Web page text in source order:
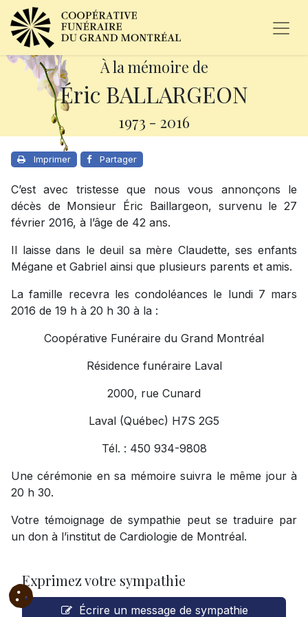
À la mémoire de
Éric BALLARGEON
1973 - 2016
Imprimer Partager
C’est avec tristesse que nous vous annonçons le
décès de Monsieur Éric Baillargeon, survenu le 27
février 2016, à l’âge de 42 ans.
Il laisse dans le deuil sa mère Claudette, ses enfants
Mégane et Gabriel ainsi que plusieurs parents et amis.
La famille recevra les condoléances le lundi 7 mars
2016 de 19 h à 20 h 30 à la :
Coopérative Funéraire du Grand Montréal
Résidence funéraire Laval
2000, rue Cunard
Laval (Québec) H7S 2G5
Tél. : 450 934-9808
Une cérémonie en sa mémoire suivra le même jour à
20 h 30.
Votre témoignage de sympathie peut se traduire par
un don à l’institut de Cardiologie de Montréal.
Exprimez votre sympathie
Écrire un message de sympathie